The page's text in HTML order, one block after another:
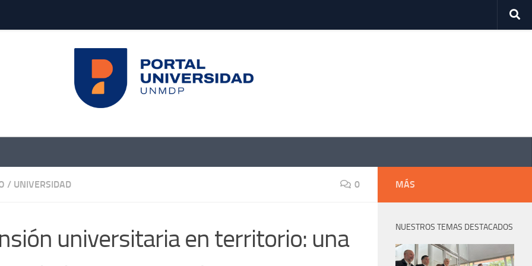
/ UNIVERSIDAD 0
universitaria en territorio: una
MÁS
NUESTROS TEMAS DESTACADOS